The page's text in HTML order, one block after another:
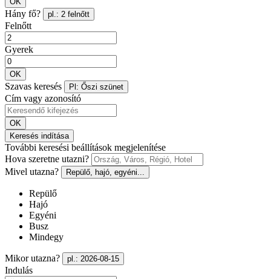
Hány fő? pl.: 2 felnőtt
Felnőtt
Gyerek
OK
Szavas keresés Pl: Őszi szünet
Cím vagy azonosító
OK
Keresés indítása
További keresési beállítások megjelenítése
Hova szeretne utazni?
Mivel utazna?
Repülő, hajó, egyéni...
Repülő
Hajó
Egyéni
Busz
Mindegy
Mikor utazna? pl.: 2026-08-15
Indulás